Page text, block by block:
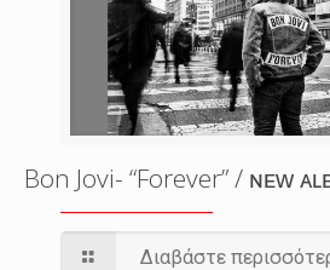
Bon Jovi- “Forever” / ɴᴇᴡ
Διαβάστε